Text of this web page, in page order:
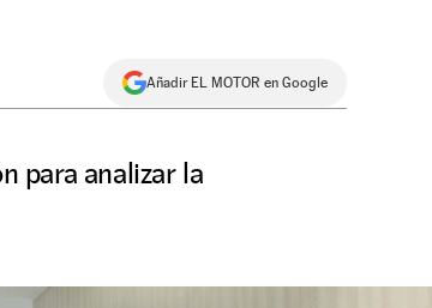
Añadir EL MOTOR en Google
para analizar la